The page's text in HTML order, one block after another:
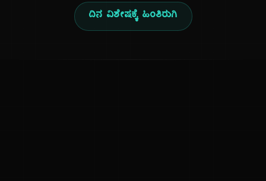
ದಿನ ವಿಶೇಷಕ್ಕೆ ಹಿಂತಿರುಗಿ